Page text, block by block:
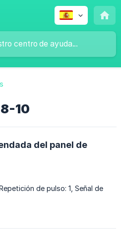
8-10
del panel de
de pulso: 1, Señal de